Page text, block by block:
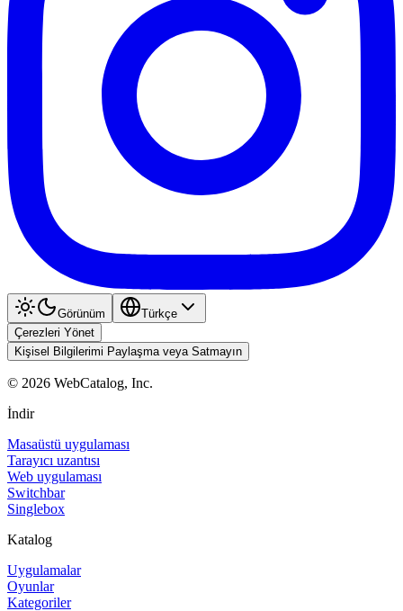
Görünüm
Türkçe
Çerezleri Yönet
Kişisel Bilgilerimi Paylaşma veya Satmayın
© 2026 WebCatalog, Inc.
İndir
Masaüstü uygulaması
Tarayıcı uzantısı
Web uygulaması
Switchbar
Singlebox
Katalog
Uygulamalar
Oyunlar
Kategoriler